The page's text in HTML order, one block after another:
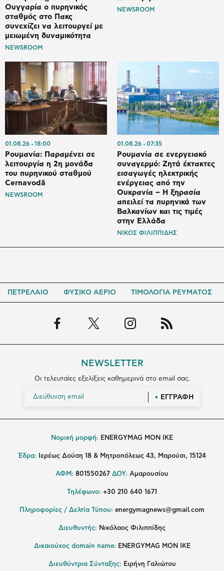
Ουγγαρία ο πυρηνικός
σταθμός στο Πακς
συνεχίζει να λειτουργεί με
μειωμένη δυναμικότητα
NEWSROOM
NEWSROOM
01.08.26 18:00
Ρουμανία: Παραμένει σε
λειτουργία η 2η μονάδα
του πυρηνικού σταθμού
Cernavodă
NEWSROOM
01.08.26 07:35
Ρουμανία σε ενεργειακό
συναγερμό: Ζητά έκτακτες
εισαγωγές ηλεκτρικής
ενέργειας από την
Ουκρανία – Η ξηρασία
απειλεί τα πυρηνικά των
Βαλκανίων και τις τιμές
στην Ελλάδα
ΝΙΚΟΣ ΦΙΛΙΠΠΙΔΗΣ
ΠΕΤΡΕΛΑΙΟ ΦΥΣΙΚΟ ΑΕΡΙΟ ΤΙΜΟΛΟΓΙΑ ΡΕΥΜΑΤΟΣ
NEWSLETTER
Οι τελευταίες εξελίξεις καθημερινά στο email σας.
ΕΓΓΡΑΦΗ
Νομική μορφή: ENERGYMAG MON IKE
Έδρα: Ιερέως Δούση 18 & Μητροπόλεως 43, Μαρούσι, 15124
ΑΦΜ: 801550267 ΔΟΥ: Αμαρουσίου
Τηλέφωνο: +30 210 640 1671
Πληροφορίες / Δελτία Τύπου: energymagnews@gmail.com
Διευθυντής: Νικόλαος Φιλιππίδης
Δικαιούχος domain name: ENERGYMAG ΜΟΝ ΙΚΕ
Διευθύντρια Σύνταξης: Ειρήνη Γαλιώτου